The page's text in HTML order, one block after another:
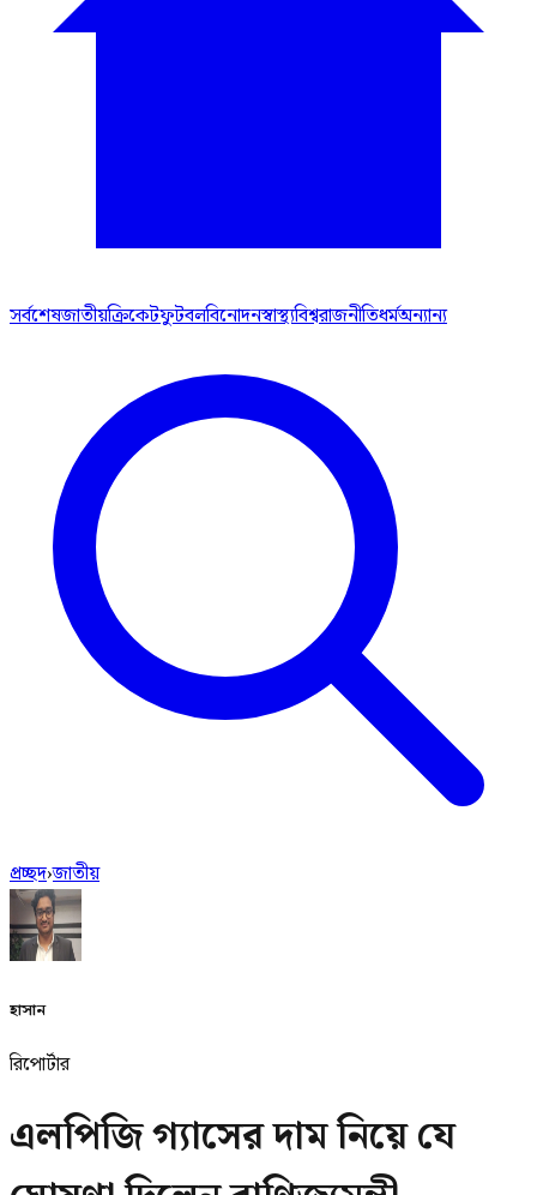
সর্বশেষজাতীয়ক্রিকেটফুটবলবিনোদনস্বাস্থ্যবিশ্বরাজনীতিধর্মঅন্যান্য
প্রচ্ছদ›জাতীয়
হাসান
রিপোর্টার
এলপিজি গ্যাসের দাম নিয়ে যে